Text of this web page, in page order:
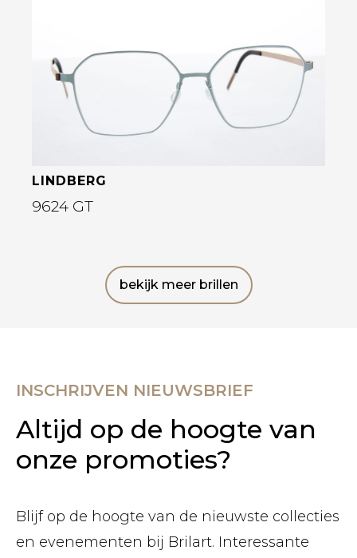
LINDBERG
9624 GT
bekijk meer brillen
INSCHRIJVEN NIEUWSBRIEF
Altijd op de hoogte van
onze promoties?
Blijf op de hoogte van de nieuwste collecties
en evenementen bij Brilart. Interessante